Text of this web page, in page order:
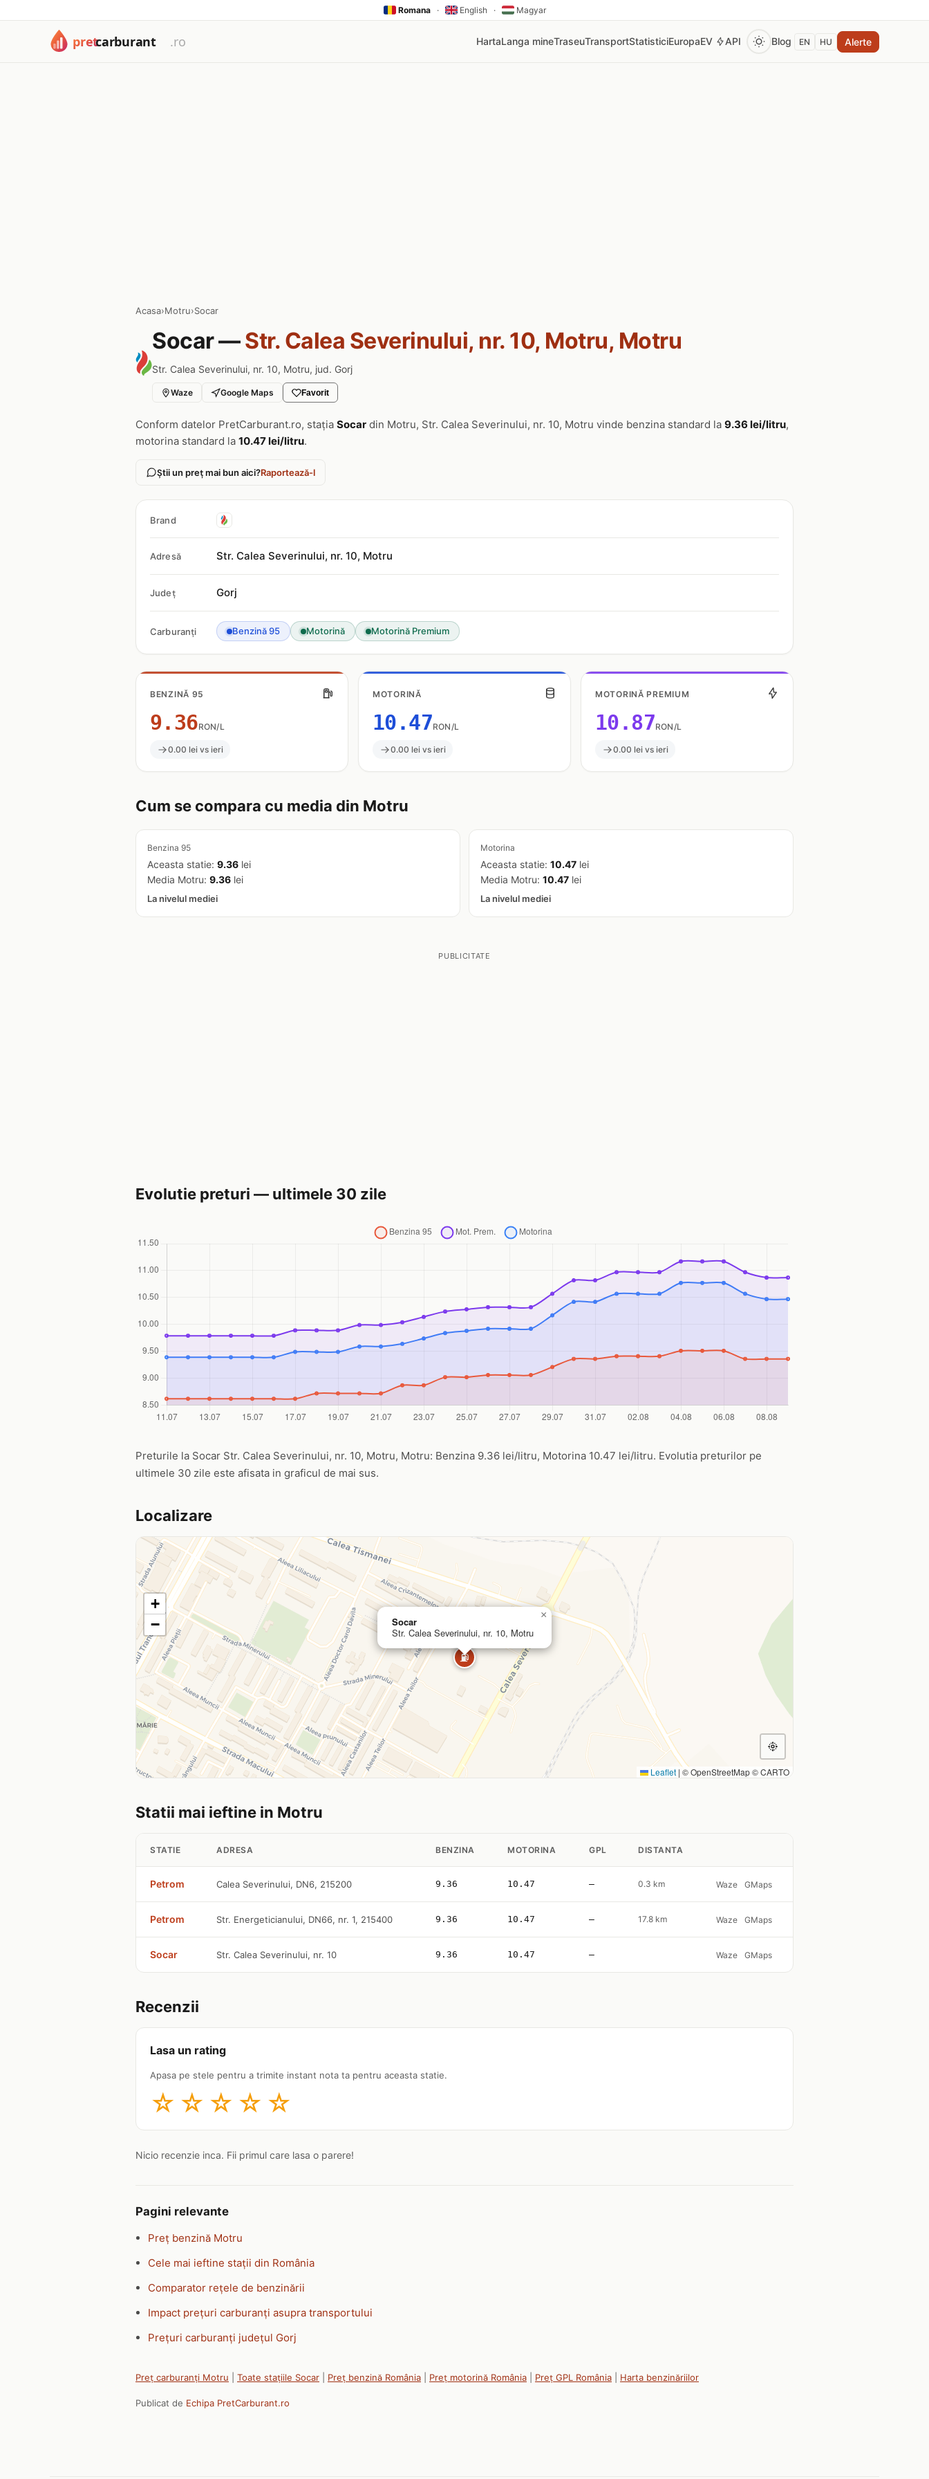
Romana · English · Magyar
HartaLanga mineTraseuTransportStatisticiEuropaEV API Blog EN HU Alerte
Acasa›Motru›Socar
Socar —Str. Calea Severinului, nr. 10, Motru, Motru
Str. Calea Severinului, nr. 10, Motru, jud. Gorj
Waze Google Maps Favorit
Conform datelor PretCarburant.ro, stația Socar din Motru, Str. Calea Severinului, nr. 10, Motru vinde benzina standard la 9.36 lei/litru,
motorina standard la 10.47 lei/litru.
Știi un preț mai bun aici?Raportează-l
Brand
Adresă Str. Calea Severinului, nr. 10, Motru
Județ Gorj
Carburanți Benzină 95 Motorină Motorină Premium
BENZINĂ 95
9.36RON/L
0.00 lei vs ieri
MOTORINĂ
10.47RON/L
0.00 lei vs ieri
MOTORINĂ PREMIUM
10.87RON/L
0.00 lei vs ieri
Cum se compara cu media din Motru
Benzina 95
Aceasta statie: 9.36 lei
Media Motru: 9.36 lei
La nivelul mediei
Motorina
Aceasta statie: 10.47 lei
Media Motru: 10.47 lei
La nivelul mediei
PUBLICITATE
Evolutie preturi — ultimele 30 zile
Preturile la Socar Str. Calea Severinului, nr. 10, Motru, Motru: Benzina 9.36 lei/litru, Motorina 10.47 lei/litru. Evolutia preturilor pe
ultimele 30 zile este afisata in graficul de mai sus.
Localizare
⛽
Socar
Str. Calea Severinului, nr. 10, Motru
×
+
−
Leaflet | © OpenStreetMap © CARTO
Statii mai ieftine in Motru
STATIE ADRESA BENZINA MOTORINA GPL DISTANTA
Petrom Calea Severinului, DN6, 215200 9.36 10.47 — 0.3 km Waze GMaps
Petrom Str. Energeticianului, DN66, nr. 1, 215400 9.36 10.47 — 17.8 km Waze GMaps
Socar Str. Calea Severinului, nr. 10 9.36 10.47 — Waze GMaps
Recenzii
Lasa un rating
Apasa pe stele pentru a trimite instant nota ta pentru aceasta statie.
☆ ☆ ☆ ☆ ☆
Nicio recenzie inca. Fii primul care lasa o parere!
Pagini relevante
Preț benzină Motru
Cele mai ieftine stații din România
Comparator rețele de benzinării
Impact prețuri carburanți asupra transportului
Prețuri carburanți județul Gorj
Preț carburanți Motru Toate stațiile Socar Preț benzină România Preț motorină România Preț GPL România Harta benzinăriilor
Publicat de Echipa PretCarburant.ro